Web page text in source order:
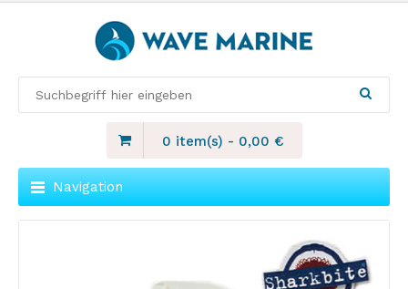
0 item(s) - 0,00 €
Navigation